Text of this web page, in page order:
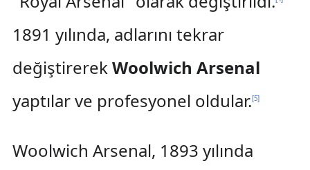
1891 yılında, adlarını tekrar
değiştirerekWoolwich Arsenal
yaptılar ve profesyonel oldular.[5]
Woolwich Arsenal, 1893 yılında